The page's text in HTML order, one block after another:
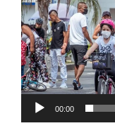
vídeo
00:00